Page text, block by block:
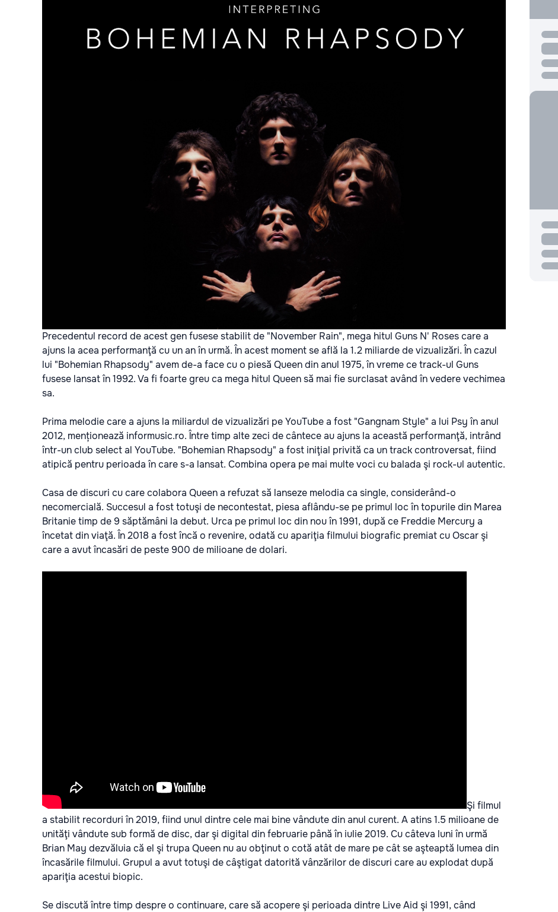
Precedentul record de acest gen fusese stabilit de "November Rain", mega hitul Guns N' Roses care a
ajuns la acea performanţă cu un an în urmă. În acest moment se află la 1.2 miliarde de vizualizări. În cazul
lui "Bohemian Rhapsody" avem de-a face cu o piesă Queen din anul 1975, în vreme ce track-ul Guns
fusese lansat în 1992. Va fi foarte greu ca mega hitul Queen să mai fie surclasat având în vedere vechimea
sa.
Prima melodie care a ajuns la miliardul de vizualizări pe YouTube a fost "Gangnam Style" a lui Psy în anul
2012, menționează informusic.ro.Între timp alte zeci de cântece au ajuns la această performanţă, intrând
într-un club select al YouTube. "Bohemian Rhapsody" a fost iniţial privită ca un track controversat, fiind
atipică pentru perioada în care s-a lansat. Combina opera pe mai multe voci cu balada şi rock-ul autentic.
Casa de discuri cu care colabora Queen a refuzat să lanseze melodia ca single, considerând-o
necomercială. Succesul a fost totuşi de necontestat, piesa aflându-se pe primul loc în topurile din Marea
Britanie timp de 9 săptămâni la debut. Urca pe primul loc din nou în 1991, după ce Freddie Mercury a
încetat din viaţă. În 2018 a fost încă o revenire, odată cu apariţia filmului biografic premiat cu Oscar şi
care a avut încasări de peste 900 de milioane de dolari.
Şi filmul
a stabilit recorduri în 2019, fiind unul dintre cele mai bine vândute din anul curent. A atins 1.5 milioane de
unităţi vândute sub formă de disc, dar şi digital din februarie până în iulie 2019. Cu câteva luni în urmă
Brian May dezvăluia că el şi trupa Queen nu au obţinut o cotă atât de mare pe cât se aşteaptă lumea din
încasările filmului. Grupul a avut totuşi de câştigat datorită vânzărilor de discuri care au explodat după
apariţia acestui biopic.
Se discută între timp despre o continuare, care să acopere şi perioada dintre Live Aid şi 1991, când